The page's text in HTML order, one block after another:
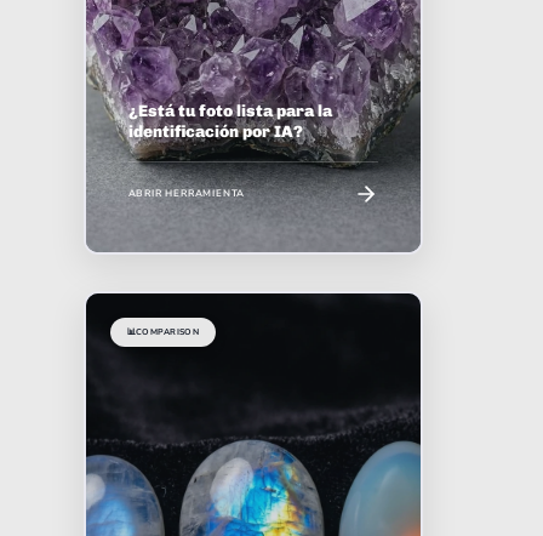
¿Está tu foto lista para la
identificación por IA?
ABRIR HERRAMIENTA
📊COMPARISON